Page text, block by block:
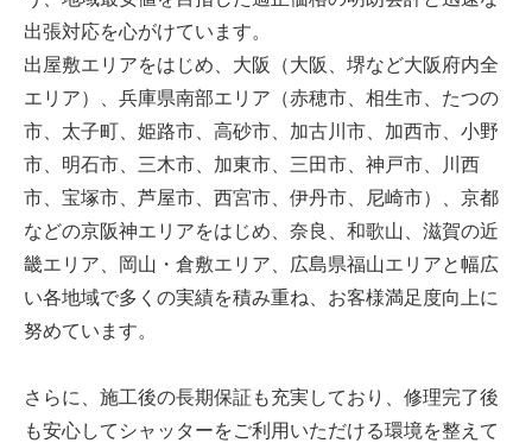
出張対応を心がけています。
出屋敷エリアをはじめ、大阪（大阪、堺など大阪府内全
エリア）、兵庫県南部エリア（赤穂市、相生市、たつの
市、太子町、姫路市、高砂市、加古川市、加西市、小野
市、明石市、三木市、加東市、三田市、神戸市、川西
市、宝塚市、芦屋市、西宮市、伊丹市、尼崎市）、京都
などの京阪神エリアをはじめ、奈良、和歌山、滋賀の近
畿エリア、岡山・倉敷エリア、広島県福山エリアと幅広
い各地域で多くの実績を積み重ね、お客様満足度向上に
努めています。
さらに、施工後の長期保証も充実しており、修理完了後
も安心してシャッターをご利用いただける環境を整えて